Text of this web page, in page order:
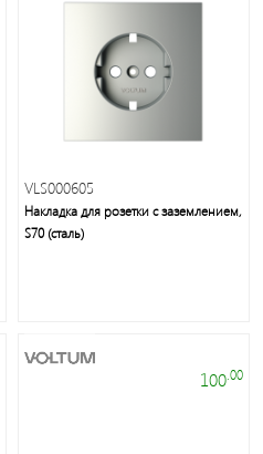
VLS000605
Накладка для розетки с заземлением,
S70 (сталь)
100.00